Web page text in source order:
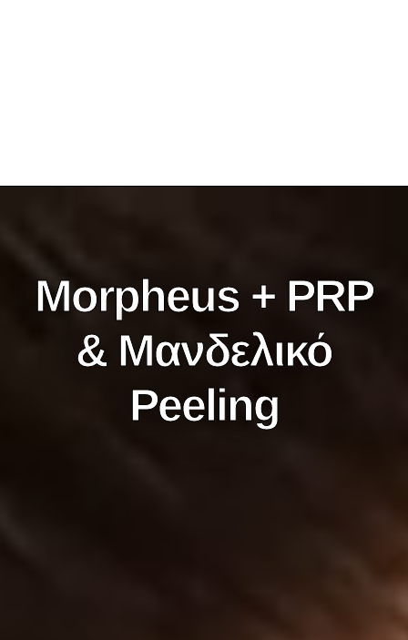
Morpheus + PRP
& Μανδελικό
Peeling